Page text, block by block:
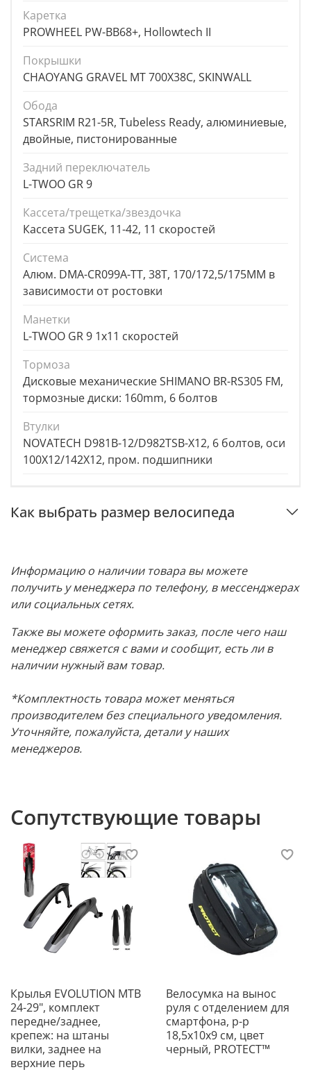
Каретка
PROWHEEL PW-BB68+, Hollowtech II
Покрышки
CHAOYANG GRAVEL MT 700X38C, SKINWALL
Обода
STARSRIM R21-5R, Tubeless Ready, алюминиевые,
двойные, пистонированные
Задний переключатель
L-TWOO GR 9
Кассета/трещетка/звездочка
Кассета SUGEK, 11-42, 11 скоростей
Система
Алюм. DMA-CR099A-TT, 38T, 170/172,5/175MM в
зависимости от ростовки
Манетки
L-TWOO GR 9 1х11 скоростей
Тормоза
Дисковые механические SHIMANO BR-RS305 FM,
тормозные диски: 160mm, 6 болтов
Втулки
NOVATECH D981B-12/D982TSB-X12, 6 болтов, оси
100Х12/142Х12, пром. подшипники
Как выбрать размер велосипеда
Информацию о наличии товара вы можете
получить у менеджера по телефону, в мессенджерах
или социальных сетях.
Также вы можете оформить заказ, после чего наш
менеджер свяжется с вами и сообщит, есть ли в
наличии нужный вам товар.
*Комплектность товара может меняться
производителем без специального уведомления.
Уточняйте, пожалуйста, детали у наших
менеджеров.
Сопутствующие товары
Крылья EVOLUTION MTB
24-29", комплект
передне/заднее,
крепеж: на штаны
вилки, заднее на
верхние перь
Велосумка на вынос
руля с отделением для
смартфона, р-р
18,5х10х9 см, цвет
черный, PROTECT™